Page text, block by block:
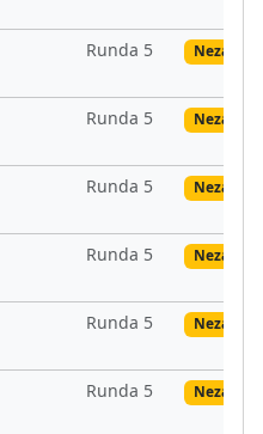
Runda 5
Runda 5
Runda 5
Runda 5
Runda 5
Runda 5